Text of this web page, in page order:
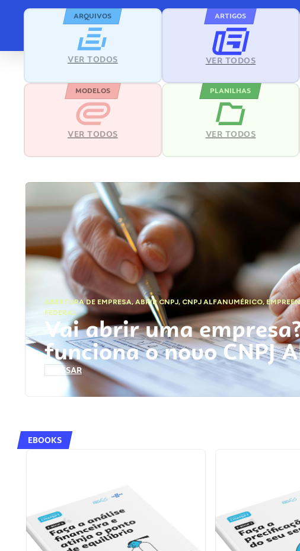
ARQUIVOS
VER TODOS
ARTIGOS
VER TODOS
MODELOS
VER TODOS
PLANILHAS
VER TODOS
ABERTURA DE EMPRESA,ABRIR CNPJ, CNPJ ALFANUMÉRICO,
FEDERAL
Vai abrir uma
funciona o novo CNPJ
ACESSAR
EBOOKS